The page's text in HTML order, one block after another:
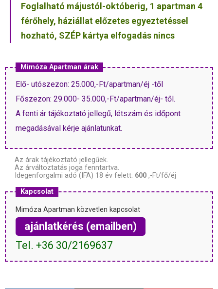
Foglalható májustól-októberig, 1 apartman 4
férőhely, háziállat előzetes egyeztetéssel
hozható, SZÉP kártya elfogadás nincs
Mimóza Apartman árak
Elő- utószezon: 25.000,-Ft/apartman/éj -től
Főszezon: 29.000- 35.000,-Ft/apartman/éj- től.
A fenti ár tájékoztató jellegű, létszám és időpont
megadásával kérje ajánlatunkat.
Az árak tájékoztató jellegűek.
Az árváltoztatás joga fenntartva.
Idegenforgalmi adó (IFA) 18 év felett: 600 ,-Ft/fő/éj
Kapcsolat
Mimóza Apartman közvetlen kapcsolat
ajánlatkérés (emailben)
Tel. +36 30/2169637